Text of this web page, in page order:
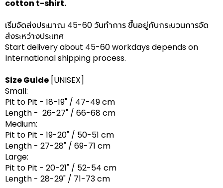
cotton t-shirt.
เริ่มจัดส่งประมาณ 45-60 วันทำการ ขึ้นอยู่กับกระบวนการจัด
ส่งระหว่างประเทศ
Start delivery about 45-60 workdays depends on
International shipping process.
Size Guide [UNISEX]
Small:
Pit to Pit - 18-19" / 47-49 cm
Length - 26-27" / 66-68 cm
Medium:
Pit to Pit - 19-20" / 50-51 cm
Length - 27-28" / 69-71 cm
Large:
Pit to Pit - 20-21" / 52-54 cm
Length - 28-29" / 71-73 cm